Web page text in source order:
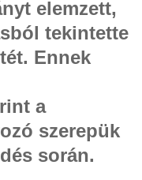
elemzett,
tekintette
Ennek
a
szerepük
során.